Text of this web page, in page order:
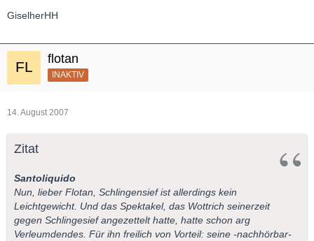
GiselherHH
flotan
INAKTIV
14. August 2007
Zitat
Santoliquido
Nun, lieber Flotan, Schlingensief ist allerdings kein
Leichtgewicht. Und das Spektakel, das Wottrich seinerzeit
gegen Schlingesief angezettelt hatte, hatte schon arg
Verleumdendes. Für ihn freilich von Vorteil: seine -nachhörbar-